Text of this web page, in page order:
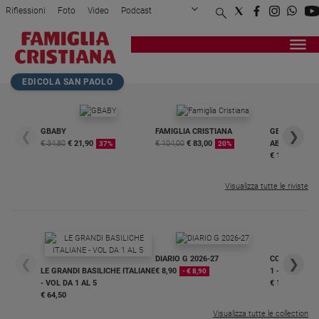
Attualità
Italia
Cronaca
Mondo
Economia
Interviste
Papa
Riflessioni Foto Video Podcast
Privacy Policy Chi siamo
Registrati Redazione
Home page>Chiesa>Problemi di salute, il P...
EDICOLA SAN PAOLO
❮
GBABY
€ 34,80 € 21,90 37%
FAMIGLIA CRISTIANA
€ 104,00 € 83,00 20%
GBABY
€ 16,99
❯
Visualizza tutte le riviste
❮
LE GRANDI BASILICHE ITALIANE
- VOL DA 1 AL 5
€ 64,50
DIARIO G 2026-27
€ 8,90
- € 8,90
COLLANA
1 - 2
€ 18,50
❯
Visualizza tutte le collection